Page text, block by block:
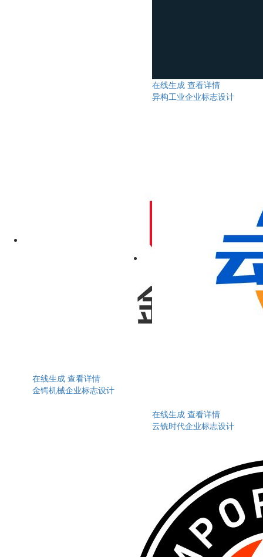
在线生成 查看详情
异构工业企业标志设计
在线生成 查看详情
金锷机械企业标志设计
在线生成 查看详情
云铣时代企业标志设计